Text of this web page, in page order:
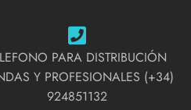
PARA DISTRIBUCIÓN
Y PROFESIONALES (+34)
924851132